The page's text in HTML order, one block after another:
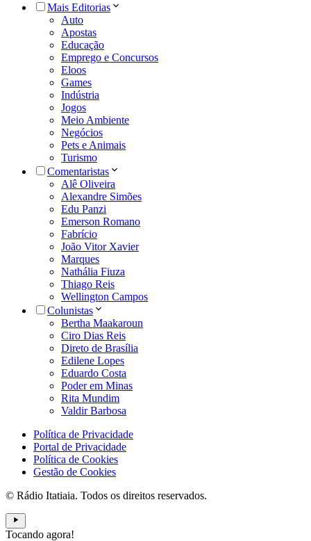
Mais Editorias
Auto
Apostas
Educação
Emprego e Concursos
Eloos
Games
Indústria
Jogos
Meio Ambiente
Negócios
Pets e Animais
Turismo
Comentaristas
Alê Oliveira
Alexandre Simões
Edu Panzi
Emerson Romano
Fabrício
João Vitor Xavier
Marques
Nathália Fiuza
Thiago Reis
Wellington Campos
Colunistas
Bertha Maakaroun
Ciro Dias Reis
Direto de Brasília
Edilene Lopes
Eduardo Costa
Poder em Minas
Rita Mundim
Valdir Barbosa
Política de Privacidade
Portal de Privacidade
Política de Cookies
Gestão de Cookies
© Rádio Itatiaia. Todos os direitos reservados.
Tocando agora!